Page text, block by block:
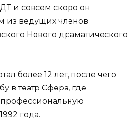
и совсем скоро он
из ведущих членов
Нового драматического
более 12 лет, после чего
в театр Сфера, где
года.